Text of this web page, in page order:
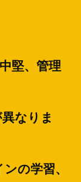
堅、管理
なりま
の学習、